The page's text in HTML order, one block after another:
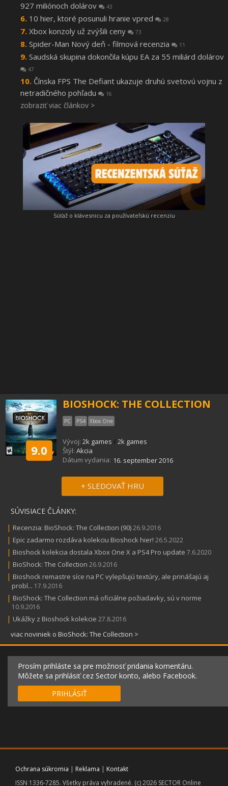
927 miliónoch dolárov
43
10 hier, ktoré posunuli hranie vpred 28
Xbox konzoly už zvýšili ceny 73
Spider-Man Nový deň - filmová recenzia 11
Saudská skupina dokončila kúpu EA za 55 miliárd dolárov
47
Čínska FPS The Defiant ukazuje druhú svetovú vojnu z
netradičného pohľadu
16
zobraziť viac článkov >
Súťaž o klávesnicu za používateľskú recenziu
9.0
BIOSHOCK: THE COLLECTION
PC PS4 Xbox One
Vývoj: 2k games / 2k games
Štýl: Akcia
Dátum vydania: 16. september 2016
+ SLEDOVAŤ HRU
SÚVISIACE ČLÁNKY:
| Recenzia: BioShock: The Collection (90)26.9.2016
| Epic zadarmo rozdáva kolekciu Bioshock hier! 26.5.2022
| Bioshock kolekcia dostala Xbox One X a PS4 Pro update 7.6.2020
| BioShock: The Collection 26.9.2016
| Bioshock remastre síce na PC vylepšujú textúry, ale prinášajú aj
probl... 17.9.2016
| BioShock: The Collection má oficiálne požiadavky, sú v norme
10.9.2016
| Ukážky z Bioshock kolekcie 27.8.2016
viac noviniek o BioShock: The Collection >
Prosím prihláste sa pre možnosť pridania komentáru.
Môžete sa prihlásiť cez Sector konto, alebo Facebook.
PRIHLÁSIŤ
Ochrana súkromia | Reklama | Kontakt
ISSN 1336-7285. Všetky práva vyhradené. (c) 2026 SECTOR Online